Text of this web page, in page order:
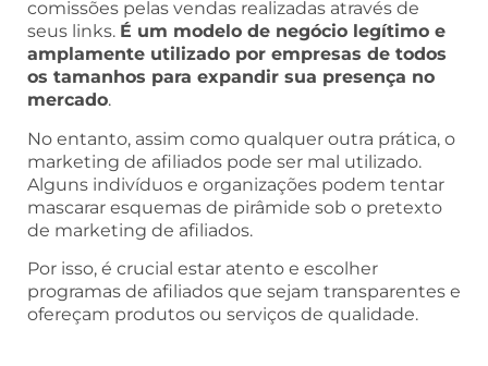
comissões pelas vendas realizadas através de
seus links. É um modelo de negócio legítimo e
amplamente utilizado por empresas de todos
os tamanhos para expandir sua presença no
mercado.
No entanto, assim como qualquer outra prática, o
marketing de afiliados pode ser mal utilizado.
Alguns indivíduos e organizações podem tentar
mascarar esquemas de pirâmide sob o pretexto
de marketing de afiliados.
Por isso, é crucial estar atento e escolher
programas de afiliados que sejam transparentes e
ofereçam produtos ou serviços de qualidade.